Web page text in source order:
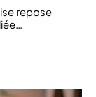
repose